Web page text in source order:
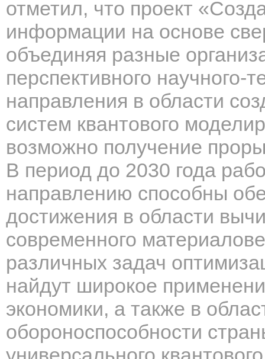
отметил, что проект
информации на основе
объединяя разные
перспективного научного-
направления в области
систем квантового
возможно получение
В период до 2030 года
направлению способны
достижения в области
современного
различных задач
найдут широкое
экономики, а также в
обороноспособности